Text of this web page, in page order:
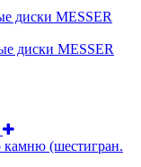
диски MESSER
диски MESSER
(шестигран.